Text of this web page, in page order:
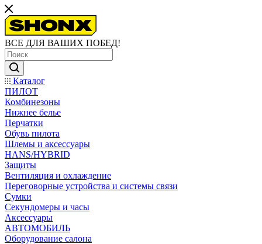
ВСЕ ДЛЯ ВАШИХ ПОБЕД!
Каталог
ПИЛОТ
Комбинезоны
Нижнее белье
Перчатки
Обувь пилота
Шлемы и аксессуары
HANS/HYBRID
Защиты
Вентиляция и охлаждение
Переговорные устройства и системы связи
Сумки
Секундомеры и часы
Аксессуары
АВТОМОБИЛЬ
Оборудование салона